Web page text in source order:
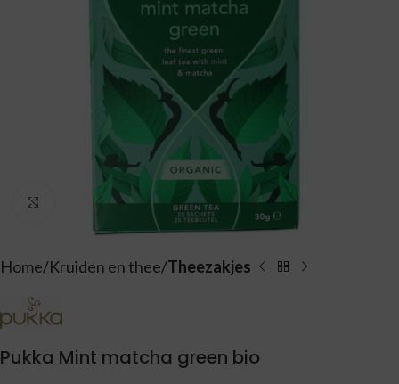
Vergroten
Home Kruiden en thee Theezakjes
Pukka Mint matcha green bio